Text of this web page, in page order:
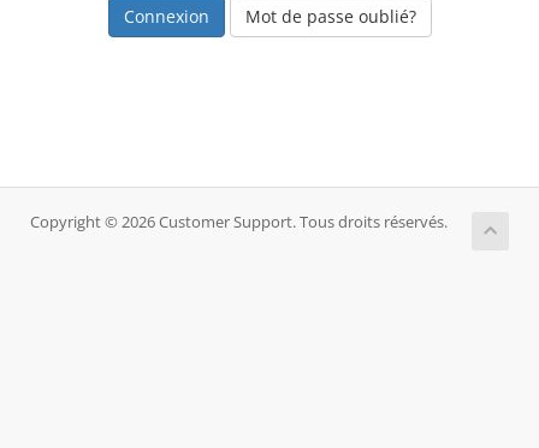
Mot de passe oublié?
Copyright © 2026 Customer Support. Tous droits réservés.